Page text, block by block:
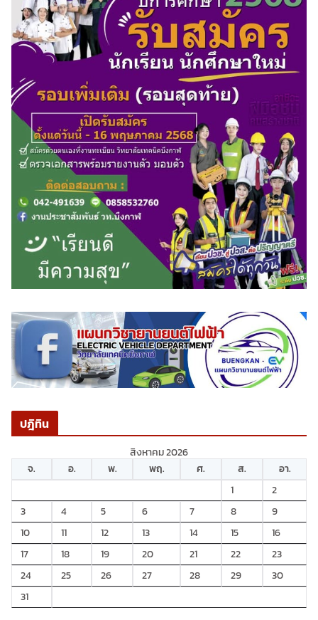
ปฎิทิน
สิงหาคม 2026
จ.
อ. พ. พฤ. ศ. ส.
อา.
1
2
3
4 5 6 7 8
9
10
11 12 13 14 15
16
17
18 19 20 21 22
23
24
25 26 27 28 29
30
31